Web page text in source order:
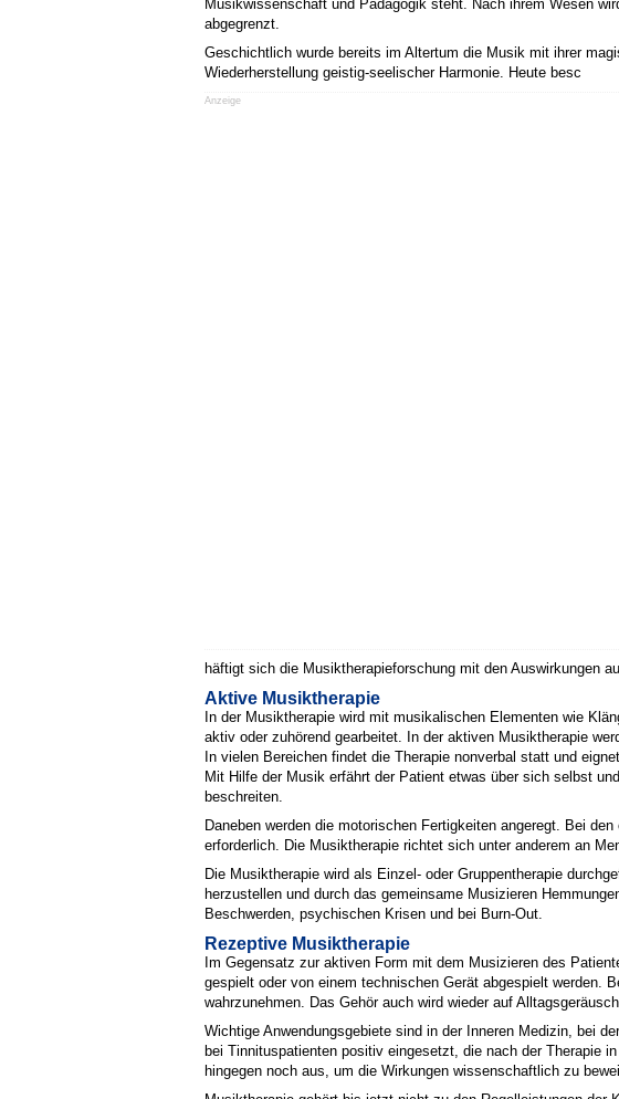
Musikwissenschaft und Pädagogik steht. Nach ihrem Wesen
abgegrenzt.
Geschichtlich wurde bereits im Altertum die Musik mit ihrer
Wiederherstellung geistig-seelischer Harmonie. Heute besc
Anzeige
häftigt sich die Musiktherapieforschung mit den Auswirkungen
Aktive Musiktherapie
In der Musiktherapie wird mit musikalischen Elementen wie
aktiv oder zuhörend gearbeitet. In der aktiven Musiktherapie
In vielen Bereichen findet die Therapie nonverbal statt und
Mit Hilfe der Musik erfährt der Patient etwas über sich selbst
beschreiten.
Daneben werden die motorischen Fertigkeiten angeregt. Bei
erforderlich. Die Musiktherapie richtet sich unter anderem an
Die Musiktherapie wird als Einzel- oder Gruppentherapie
herzustellen und durch das gemeinsame Musizieren
Beschwerden, psychischen Krisen und bei Burn-Out.
Rezeptive Musiktherapie
Im Gegensatz zur aktiven Form mit dem Musizieren des
gespielt oder von einem technischen Gerät abgespielt werden.
wahrzunehmen. Das Gehör auch wird wieder auf
Wichtige Anwendungsgebiete sind in der Inneren Medizin, bei
bei Tinnituspatienten positiv eingesetzt, die nach der Therapie
hingegen noch aus, um die Wirkungen wissenschaftlich zu